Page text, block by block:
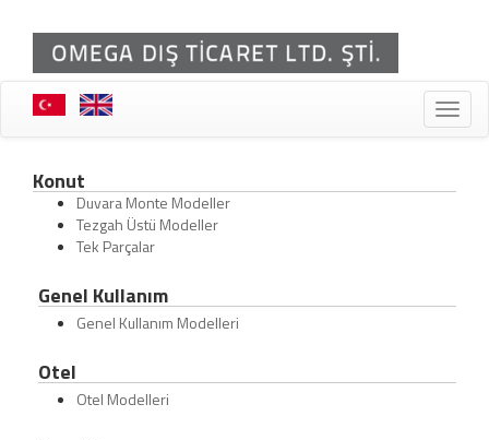
Toggle
Konut
Duvara Monte Modeller
Tezgah Üstü Modeller
Tek Parçalar
Genel Kullanım
Genel Kullanım Modelleri
Otel
Otel Modelleri